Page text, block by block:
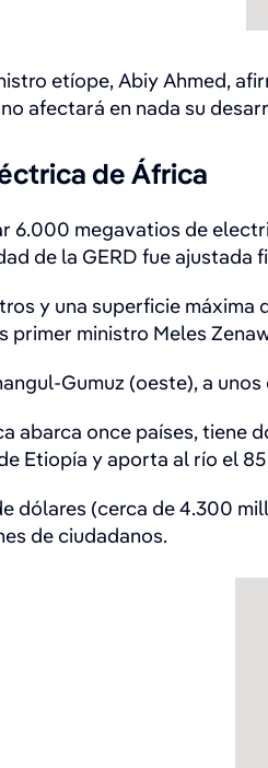
etíope, Abiy Ahmed,
afectará en nada su
de África
6.000 megavatios de
de la GERD fue
y una superficie
primer ministro Meles
Gumuz (oeste), a
abarca once países, tiene
Etiopía y aporta al río el 85
dólares (cerca de 4.300
de ciudadanos.